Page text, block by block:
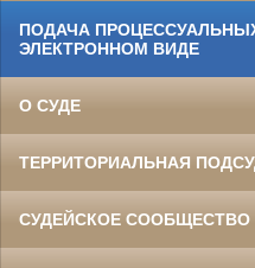
ПОДАЧА
ЭЛЕКТРОННОМ ВИДЕ
О СУДЕ
ТЕРРИТОРИАЛЬНАЯ
СУДЕЙСКОЕ СООБЩЕСТВО